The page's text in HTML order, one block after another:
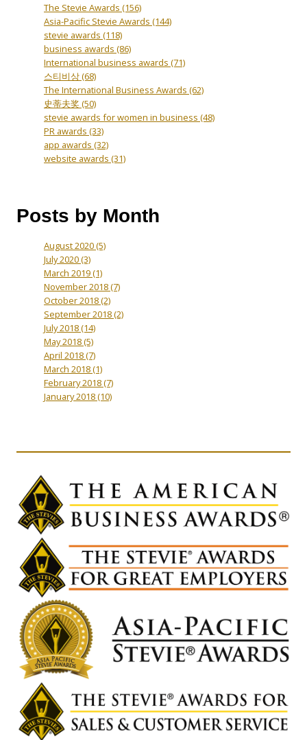
The Stevie Awards (156)
Asia-Pacific Stevie Awards (144)
stevie awards (118)
business awards (86)
International business awards (71)
스티비상(68)
The International Business Awards (62)
史蒂夫奖 (50)
stevie awards for women in business (48)
PR awards (33)
app awards (32)
website awards (31)
Posts by Month
August 2020(5)
July 2020(3)
March 2019(1)
November 2018(7)
October 2018(2)
September 2018(2)
July 2018(14)
May 2018(5)
April 2018(7)
March 2018(1)
February 2018(7)
January 2018(10)